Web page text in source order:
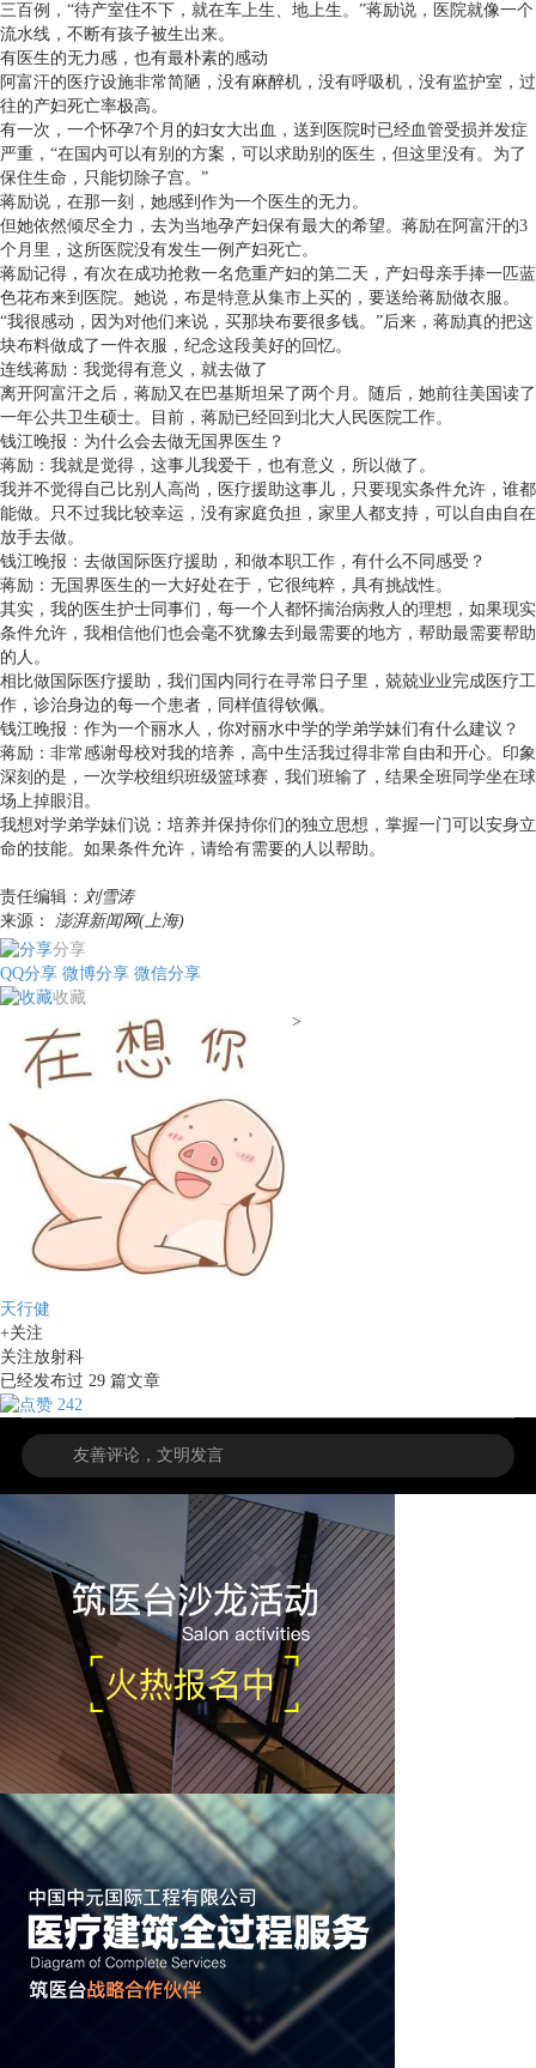
三百例，“待产室住不下，就在车上生、地上生。”蒋励说，医院就像一个
流水线，不断有孩子被生出来。
有医生的无力感，也有最朴素的感动
阿富汗的医疗设施非常简陋，没有麻醉机，没有呼吸机，没有监护室，过
往的产妇死亡率极高。
有一次，一个怀孕7个月的妇女大出血，送到医院时已经血管受损并发症
严重，“在国内可以有别的方案，可以求助别的医生，但这里没有。为了
保住生命，只能切除子宫。”
蒋励说，在那一刻，她感到作为一个医生的无力。
但她依然倾尽全力，去为当地孕产妇保有最大的希望。蒋励在阿富汗的3
个月里，这所医院没有发生一例产妇死亡。
蒋励记得，有次在成功抢救一名危重产妇的第二天，产妇母亲手捧一匹蓝
色花布来到医院。她说，布是特意从集市上买的，要送给蒋励做衣服。
“我很感动，因为对他们来说，买那块布要很多钱。”后来，蒋励真的把这
块布料做成了一件衣服，纪念这段美好的回忆。
连线蒋励：我觉得有意义，就去做了
离开阿富汗之后，蒋励又在巴基斯坦呆了两个月。随后，她前往美国读了
一年公共卫生硕士。目前，蒋励已经回到北大人民医院工作。
钱江晚报：为什么会去做无国界医生？
蒋励：我就是觉得，这事儿我爱干，也有意义，所以做了。
我并不觉得自己比别人高尚，医疗援助这事儿，只要现实条件允许，谁都
能做。只不过我比较幸运，没有家庭负担，家里人都支持，可以自由自在
放手去做。
钱江晚报：去做国际医疗援助，和做本职工作，有什么不同感受？
蒋励：无国界医生的一大好处在于，它很纯粹，具有挑战性。
其实，我的医生护士同事们，每一个人都怀揣治病救人的理想，如果现实
条件允许，我相信他们也会毫不犹豫去到最需要的地方，帮助最需要帮助
的人。
相比做国际医疗援助，我们国内同行在寻常日子里，兢兢业业完成医疗工
作，诊治身边的每一个患者，同样值得钦佩。
钱江晚报：作为一个丽水人，你对丽水中学的学弟学妹们有什么建议？
蒋励：非常感谢母校对我的培养，高中生活我过得非常自由和开心。印象
深刻的是，一次学校组织班级篮球赛，我们班输了，结果全班同学坐在球
场上掉眼泪。
我想对学弟学妹们说：培养并保持你们的独立思想，掌握一门可以安身立
命的技能。如果条件允许，请给有需要的人以帮助。
责任编辑： 刘雪涛
来源：
澎湃新闻网(上海)
分享
QQ分享 微博分享 微信分享
收藏
>
天行健
+关注
关注放射科
已经发布过 29 篇文章
242